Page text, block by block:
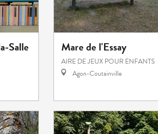
Salle Mare de l'Essay
AIRE DE JEUX POUR ENFANTS
Agon-Coutainville